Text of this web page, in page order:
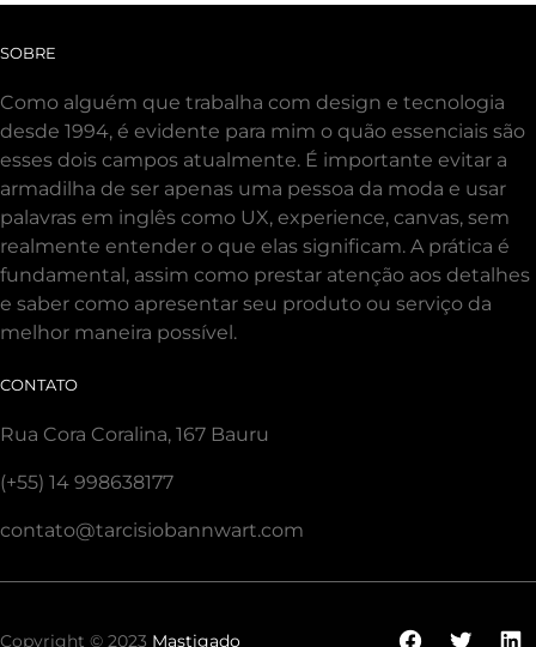
SOBRE
Como alguém que trabalha com design e tecnologia
desde 1994, é evidente para mim o quão essenciais são
esses dois campos atualmente. É importante evitar a
armadilha de ser apenas uma pessoa da moda e usar
palavras em inglês como UX, experience, canvas, sem
realmente entender o que elas significam. A prática é
fundamental, assim como prestar atenção aos detalhes
e saber como apresentar seu produto ou serviço da
melhor maneira possível.
CONTATO
Rua Cora Coralina, 167 Bauru
(+55) 14 998638177
contato@tarcisiobannwart.com
Copyright © 2023 Mastigado Facebook